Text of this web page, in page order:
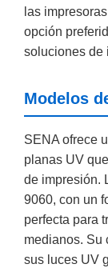
las
opción
soluciones de
Modelos
SENA ofrece
planas UV
de impresión.
9060, con un
perfecta para
medianos. Su
sus luces UV